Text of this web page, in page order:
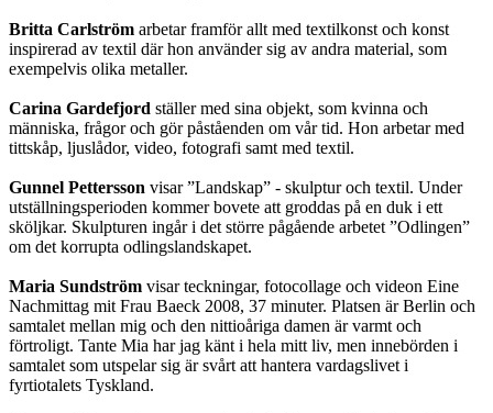
Britta Carlström arbetar framför allt med textilkonst och konst
inspirerad av textil där hon använder sig av andra material, som
exempelvis olika metaller.
Carina Gardefjord ställer med sina objekt, som kvinna och
människa, frågor och gör påståenden om vår tid. Hon arbetar med
tittskåp, ljuslådor, video, fotografi samt med textil.
Gunnel Pettersson visar ”Landskap” - skulptur och textil. Under
utställningsperioden kommer bovete att groddas på en duk i ett
sköljkar. Skulpturen ingår i det större pågående arbetet ”Odlingen”
om det korrupta odlingslandskapet.
Maria Sundström visar teckningar, fotocollage och videon Eine
Nachmittag mit Frau Baeck 2008, 37 minuter. Platsen är Berlin och
samtalet mellan mig och den nittioåriga damen är varmt och
förtroligt. Tante Mia har jag känt i hela mitt liv, men innebörden i
samtalet som utspelar sig är svårt att hantera vardagslivet i
fyrtiotalets Tyskland.